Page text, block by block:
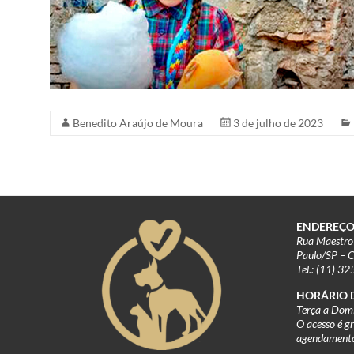
1920.
São
Paulo,
Brazil
Benedito Araújo de Moura 3 de julho de 2023
Rua
Paulo/SP –
Tel.: (11)
HORÁRIO
Terça a
O acesso é